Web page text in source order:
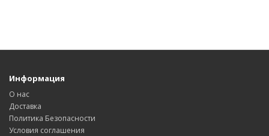
Информация
О нас
Доставка
Политика Безопасности
Условия соглашения